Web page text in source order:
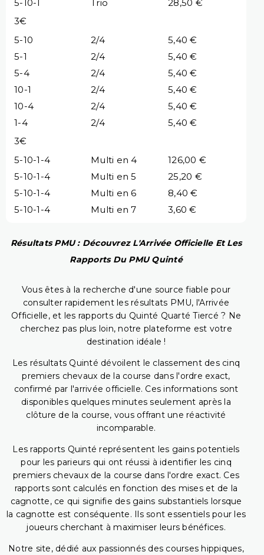
5-10-1 Trio
28,50 €
3€
5-10
2/4
5,40 €
5-1
2/4
5,40 €
5-4
2/4
5,40 €
10-1
2/4
5,40 €
10-4
2/4
5,40 €
1-4
2/4
5,40 €
3€
5-10-1-4
Multi en 4
126,00 €
5-10-1-4
Multi en 5
25,20 €
5-10-1-4
Multi en 6
8,40 €
5-10-1-4
Multi en 7 3,60 €
Résultats PMU : Découvrez L'Arrivée Officielle Et Les
Rapports Du PMU Quinté
Vous êtes à la recherche d'une source fiable pour
consulter rapidement les résultats PMU, l'Arrivée
Officielle, et les rapports du Quinté Quarté Tiercé ? Ne
cherchez pas plus loin, notre plateforme est votre
destination idéale !
Les résultats Quinté dévoilent le classement des cinq
premiers chevaux de la course dans l'ordre exact,
confirmé par l'arrivée officielle. Ces informations sont
disponibles quelques minutes seulement après la
clôture de la course, vous offrant une réactivité
incomparable.
Les rapports Quinté représentent les gains potentiels
pour les parieurs qui ont réussi à identifier les cinq
premiers chevaux de la course dans l'ordre exact. Ces
rapports sont calculés en fonction des mises et de la
cagnotte, ce qui signifie des gains substantiels lorsque
la cagnotte est conséquente. Ils sont essentiels pour les
joueurs cherchant à maximiser leurs bénéfices.
Notre site, dédié aux passionnés des courses hippiques,